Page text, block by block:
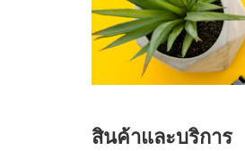
สินค้าและบริการ